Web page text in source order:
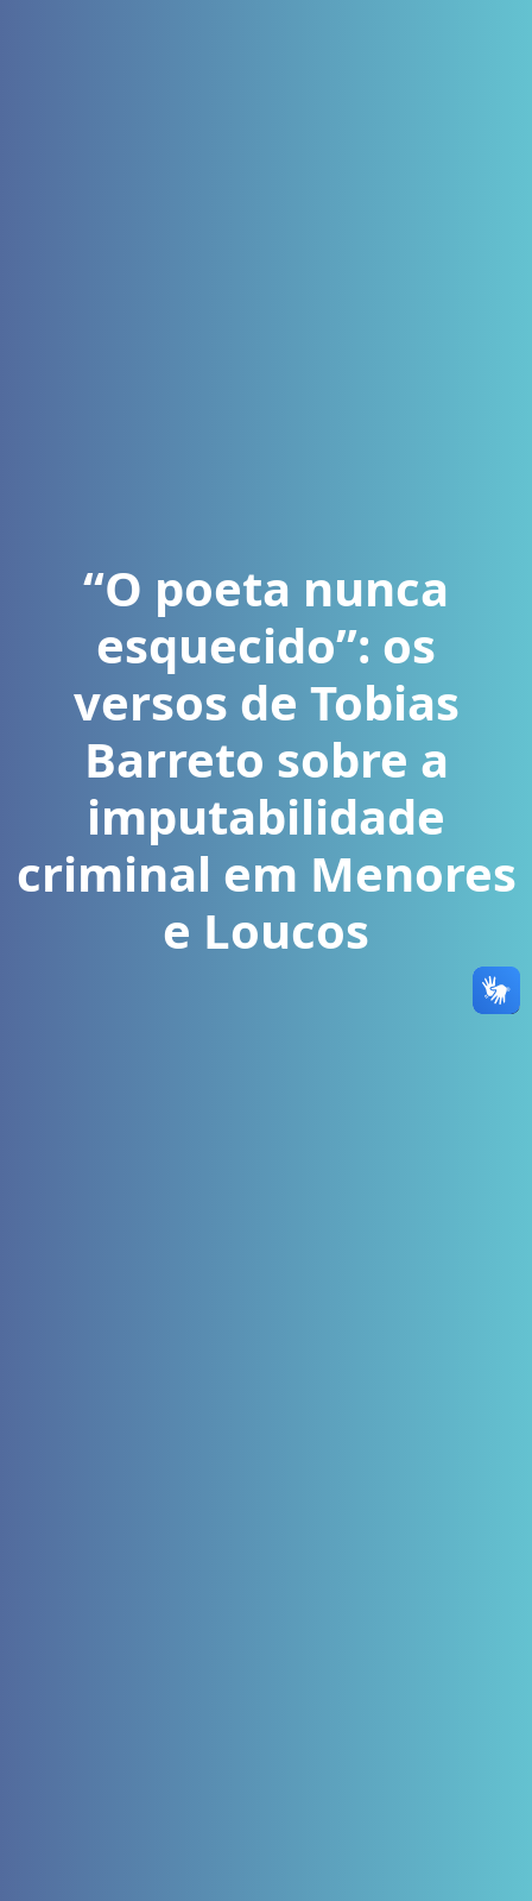
“O poeta nunca
esquecido”: os
versos de Tobias
Barreto sobre a
imputabilidade
criminal em Menores
e Loucos